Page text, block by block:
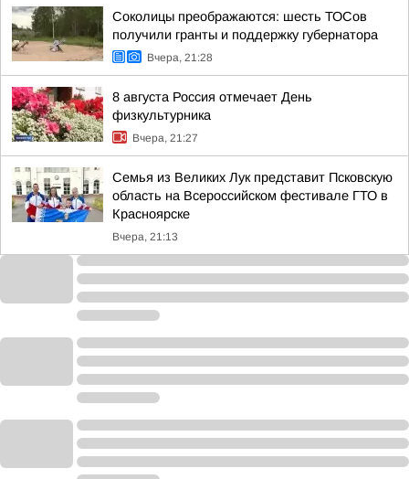
Соколицы преображаются: шесть ТОСов
получили гранты и поддержку губернатора
Вчера, 21:28
8 августа Россия отмечает День
физкультурника
Вчера, 21:27
Семья из Великих Лук представит Псковскую
область на Всероссийском фестивале ГТО в
Красноярске
Вчера, 21:13